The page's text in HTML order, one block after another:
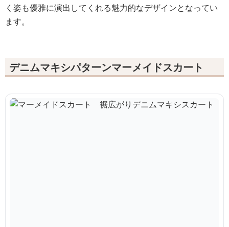
く姿も優雅に演出してくれる魅力的なデザインとなってい
ます。
デニムマキシパターンマーメイドスカート